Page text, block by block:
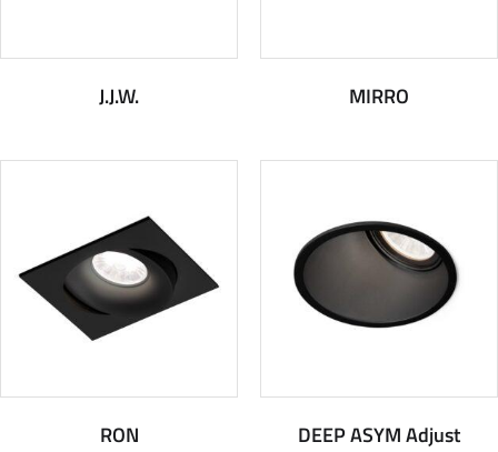
J.J.W. MIRRO
RON DEEP ASYM Adjust